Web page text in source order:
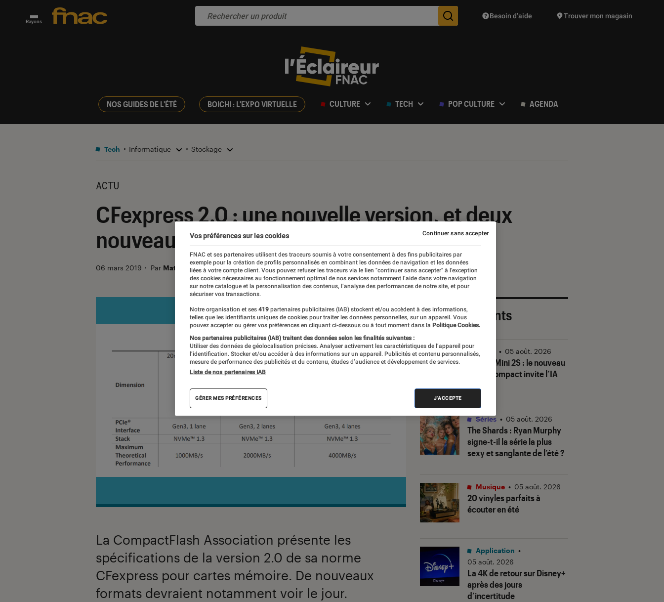
Rayons Des suggestions de produits vont vous être proposées
Besoin d’aide Trouver mon magasin
NOS GUIDES DE L'ÉTÉ BOICHI : L'EXPO VIRTUELLE CULTURE TECH POP CULTURE AGENDA
Tech Informatique Stockage
ACTU
CFexpress 2.0 : une nouvelle version, et deux
nouveaux formats
06 mars 2019 ・ Par Mathieu Freitas
La CompactFlash Association présente les
spécifications de la version 2.0 de sa norme
CFexpress pour cartes mémoire. De nouveaux
formats devraient notamment voir le jour.
Les plus récents
DJI Mic Mini 2S : le nouveau
micro compact invite l’IA
Vidéo • 05 août. 2026
The Shards: Ryan Murphy
signe-t-il la série la plus
sexy et sanglante de l’été ?
Séries • 05 août. 2026
20 vinyles parfaits à
écouter en été
Musique • 05 août. 2026
La 4K de retour sur Disney+
après des jours
d’incertitude
Application •
05 août. 2026
Vos préférences sur les cookies
FNAC et ses partenaires utilisent des traceurs soumis à votre consentement à des fins publicitaires par
exemple pour la création de profils personnalisés en combinant les données de navigation et les données
liées à votre compte client. Vous pouvez refuser les traceurs via le lien "continuer sans accepter" à l’exception
des cookies nécessaires au fonctionnement optimal de nos services notamment l’aide dans votre navigation
sur notre catalogue et la personnalisation des contenus, l’analyse des performances de notre site, et pour
sécuriser vos transactions.
Notre organisation et ses 419 partenaires publicitaires (IAB) stockent et/ou accèdent à des informations,
telles que les identifiants uniques de cookies pour traiter les données personnelles, sur un appareil. Vous
pouvez accepter ou gérer vos préférences en cliquant ci-dessous ou à tout moment dans la Politique Cookies.
Nos partenaires publicitaires (IAB) traitent des données selon les finalités suivantes :
Utiliser des données de géolocalisation précises. Analyser activement les caractéristiques de l’appareil pour
l’identification. Stocker et/ou accéder à des informations sur un appareil. Publicités et contenu personnalisés,
mesure de performance des publicités et du contenu, études d’audience et développement de services.
Liste de nos partenaires IAB
GÉRER MES PRÉFÉRENCES J'ACCEPTE
Continuer sans accepter